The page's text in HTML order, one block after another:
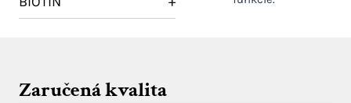
Zaručená kvalita